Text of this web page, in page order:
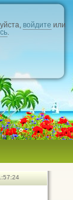
войдите или
.